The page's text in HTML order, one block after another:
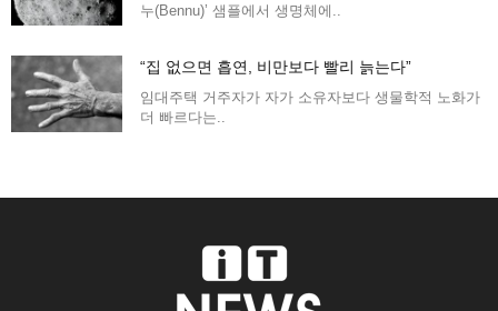
누(Bennu)’ 샘플에서 생명체에..
“집 없으면 흡연, 비만보다 빨리 늙는다”
임대주택 거주자가 자가 소유자보다 생물학적 노화가
더 빠르다는..